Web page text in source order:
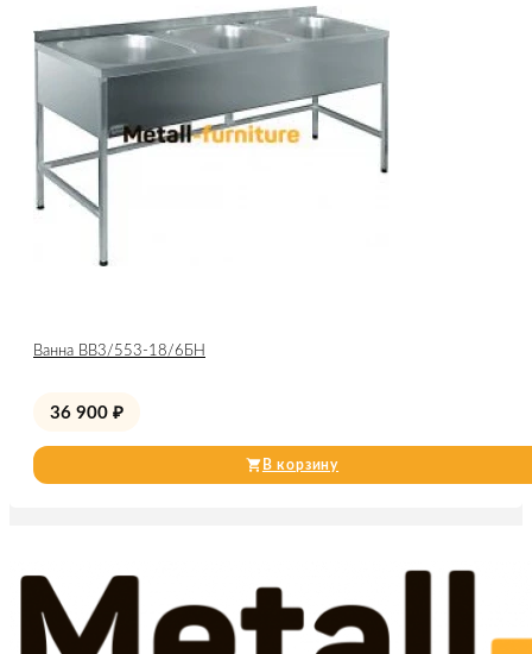
Ванна ВВ3/553-18/6БН
36 900 ₽
В корзину